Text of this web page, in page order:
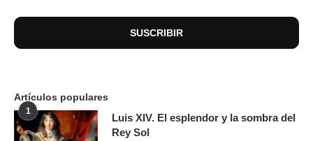
Artículos populares
1
Luis XIV. El esplendor y la sombra del
Rey Sol